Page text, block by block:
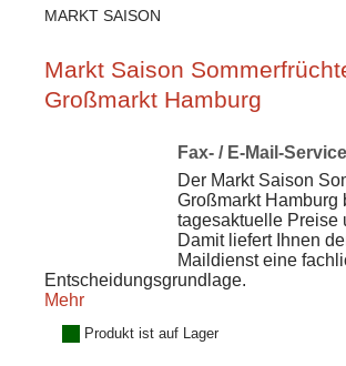
MARKT SAISON
Markt Saison
Großmarkt Hamburg
Fax- / E-Mail-Service
Der Markt Saison
Großmarkt Hamburg
tagesaktuelle Preise
Damit liefert Ihnen
Maildienst eine
Entscheidungsgrundlage.
Mehr
Produkt ist auf Lager